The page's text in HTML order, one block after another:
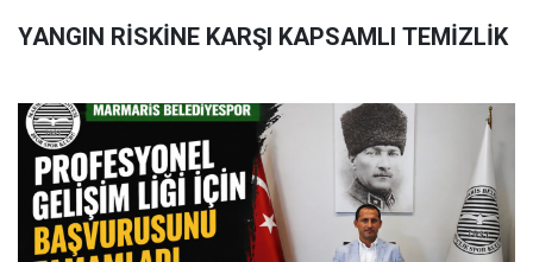
YANGIN RİSKİNE KARŞI KAPSAMLI TEMİZLİK